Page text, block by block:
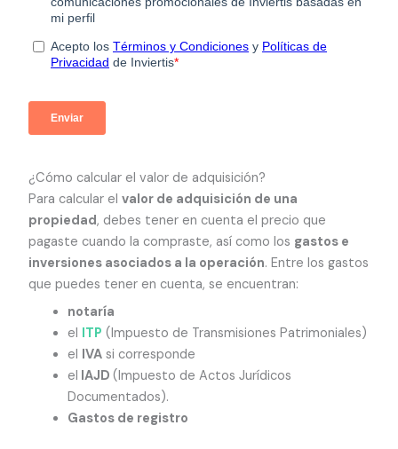
¿Cómo calcular el valor de adquisición?
Para calcular elvalor de adquisición de una
propiedad, debes tener en cuenta el precio que
pagaste cuando la compraste, así como los gastos e
inversiones asociados a la operación. Entre los gastos
que puedes tener en cuenta, se encuentran:
notaría
el ITP (Impuesto de Transmisiones Patrimoniales)
el IVA si corresponde
el IAJD(Impuesto de Actos Jurídicos
Documentados).
Gastos de registro